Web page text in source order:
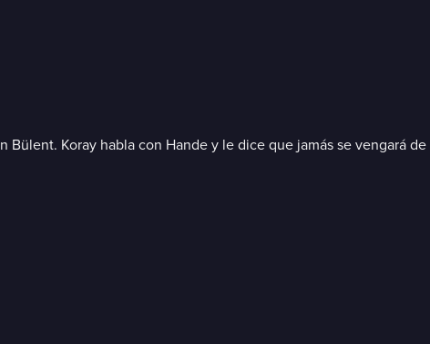
Koray habla con Hande y le dice que jamás se vengará